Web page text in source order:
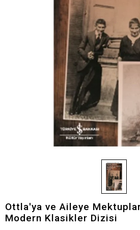
Ottla'ya ve Aileye
Modern Klasikler Dizisi